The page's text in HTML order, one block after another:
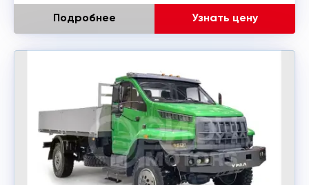
Подробнее Узнать цену